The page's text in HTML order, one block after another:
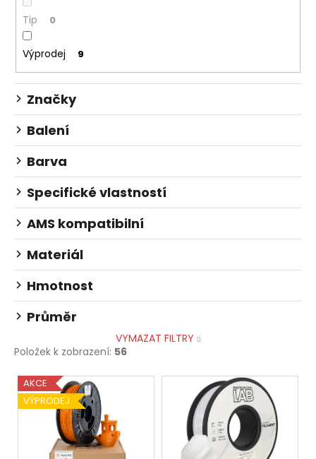
ů
Tip 0
Výprodej 9
Značky
Balení
Barva
Specifické vlastností
AMS kompatibilní
Materiál
Hmotnost
Průměr
VYMAZAT FILTRY
Položek k zobrazení: 56
V
ý
p
AKCE
VÝPRODEJ